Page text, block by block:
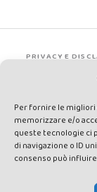
Per fornire le
memorizzare e/o
queste tecnologie ci
di navigazione o ID
consenso può
PRIVACY E
rights reserved